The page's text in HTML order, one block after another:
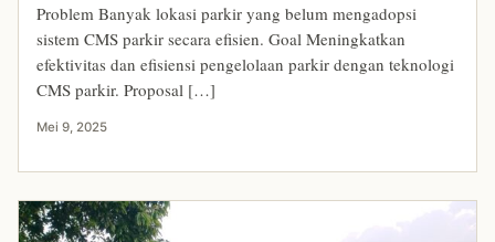
Problem Banyak lokasi parkir yang belum mengadopsi
sistem CMS parkir secara efisien. Goal Meningkatkan
efektivitas dan efisiensi pengelolaan parkir dengan teknologi
CMS parkir. Proposal […]
Mei 9, 2025